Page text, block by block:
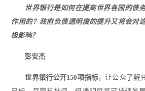
世界银行是如何在提高世界各国的债
作用的？政府负债透明度的提升又将会对
极影响？
彭安杰
世界银行公开150项指标，让公众了解